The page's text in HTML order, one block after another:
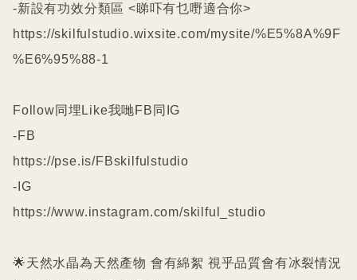
-新設有功效分類區 <睇吓有乜嘢適合你>
https://skilfulstudio.wixsite.com/mysite/%E5%8A%9F
%E6%95%88-1
Follow同埋Like我哋FB同IG
-FB
https://pse.is/FBskilfulstudio
-IG
https://www.instagram.com/skilful_studio
🌟天然水晶為天然產物 會有綿絮 視乎品質會有冰裂情況